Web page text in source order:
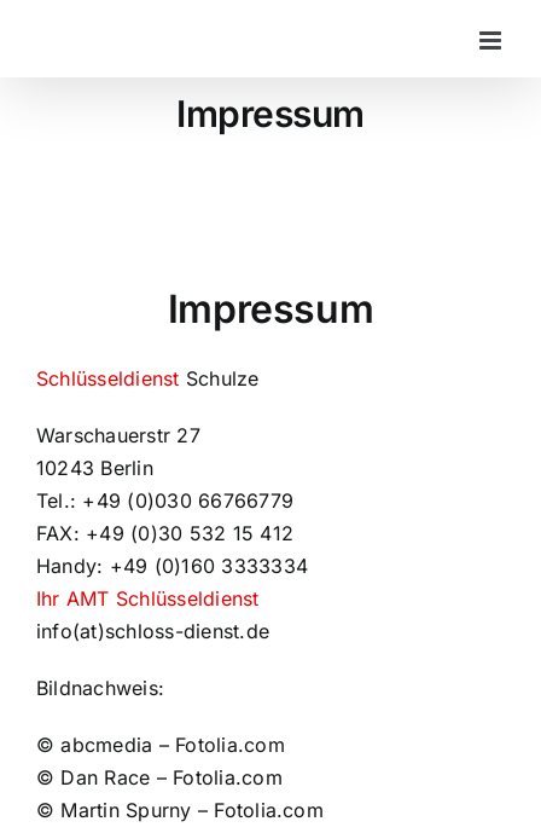
Impressum
Impressum
Schlüsseldienst Schulze
Warschauerstr 27
10243 Berlin
Tel.: +49 (0)030 66766779
FAX: +49 (0)30 532 15 412
Handy: +49 (0)160 3333334
Ihr AMT Schlüsseldienst
info(at)schloss-dienst.de
Bildnachweis:
© abcmedia – Fotolia.com
© Dan Race – Fotolia.com
© Martin Spurny – Fotolia.com